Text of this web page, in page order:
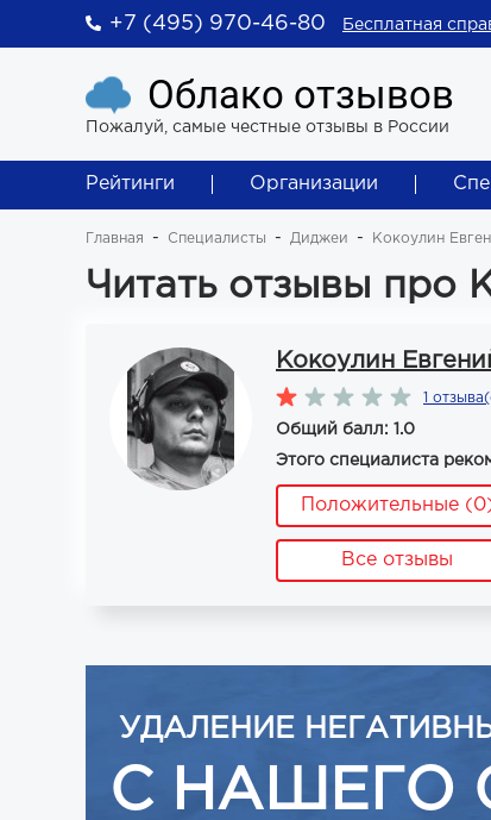
+7 (495) 970-46-80 Бесплатная
Облако отзывов
Пожалуй, самые честные отзывы в России
Рейтинги Организации
Главная Специалисты Диджеи Кокоулин
Читать отзывы про
Кокоулин
1
Общий балл: 1.0
Этого специалиста
Положительные
Все отзывы
УДАЛЕНИЕ
С НАШЕГО